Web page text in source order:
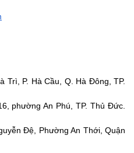
Trì, P. Hà Cầu, Q. Hà Đông, TP.
phường An Phú, TP. Thủ Đức.
Đệ, Phường An Thới, Quận